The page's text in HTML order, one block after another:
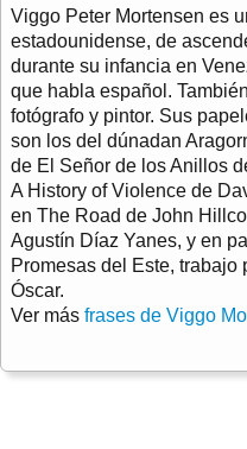
Viggo Peter Mortensen es
estadounidense, de
durante su infancia en
que habla español.
fotógrafo y pintor. Sus
son los del dúnadan
de El Señor de los Anillos
A History of Violence de
en The Road de John
Agustín Díaz Yanes, y en
Promesas del Este, trabajo
Óscar.
Ver más frases de Viggo